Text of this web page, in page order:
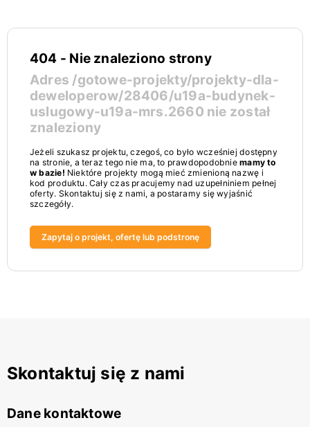
404 - Nie znaleziono strony
Adres /gotowe-projekty/projekty-dla-
deweloperow/28406/u19a-budynek-
uslugowy-u19a-mrs.2660 nie został
znaleziony
Jeżeli szukasz projektu, czegoś, co było wcześniej dostępny
na stronie, a teraz tego nie ma, to prawdopodobniemamy to
w bazie! Niektóre projekty mogą mieć zmienioną nazwę i
kod produktu. Cały czas pracujemy nad uzupełniniem pełnej
oferty. Skontaktuj się z nami, a postaramy się wyjaśnić
szczegóły.
Zapytaj o projekt, ofertę lub podstronę
Skontaktuj się z nami
Dane kontaktowe